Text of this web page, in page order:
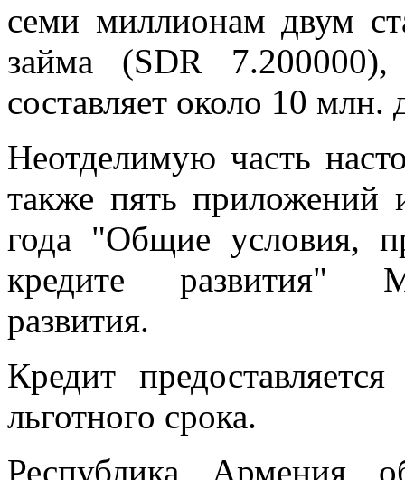
семи миллионам двум
займа (SDR
составляет около 10
Неотделимую часть
также пять приложений
года "Общие условия,
кредите развития"
развития.
Кредит
льготного срока.
Республика Армения